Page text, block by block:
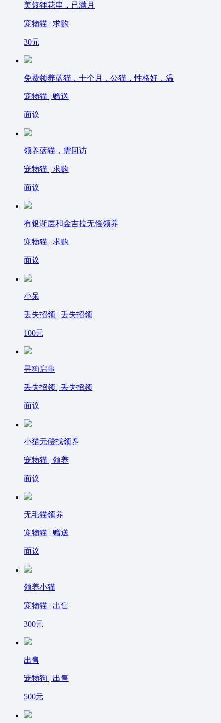
美短狸花串，已满月
宠物猫 | 求购
30元
免费领养蓝猫，十个月，公猫，性格好，温
宠物猫 | 赠送
面议
领养蓝猫，需回访
宠物猫 | 求购
面议
有银渐层和金吉拉无偿领养
宠物猫 | 求购
面议
小呆
丢失招领 | 丢失招领
100元
寻狗启事
丢失招领 | 丢失招领
面议
小猫无偿找领养
宠物猫 | 领养
面议
无毛猫领养
宠物猫 | 赠送
面议
领养小猫
宠物猫 | 出售
300元
出售
宠物狗 | 出售
500元